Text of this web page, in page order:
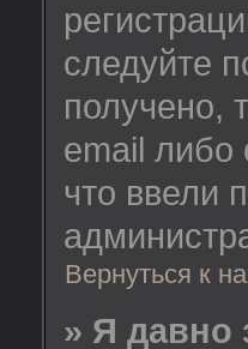
следуйте
получено,
email либо
что ввели
Вернуться к
» Я давно